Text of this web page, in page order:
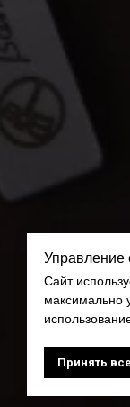
Сайт
максимально
Принять все